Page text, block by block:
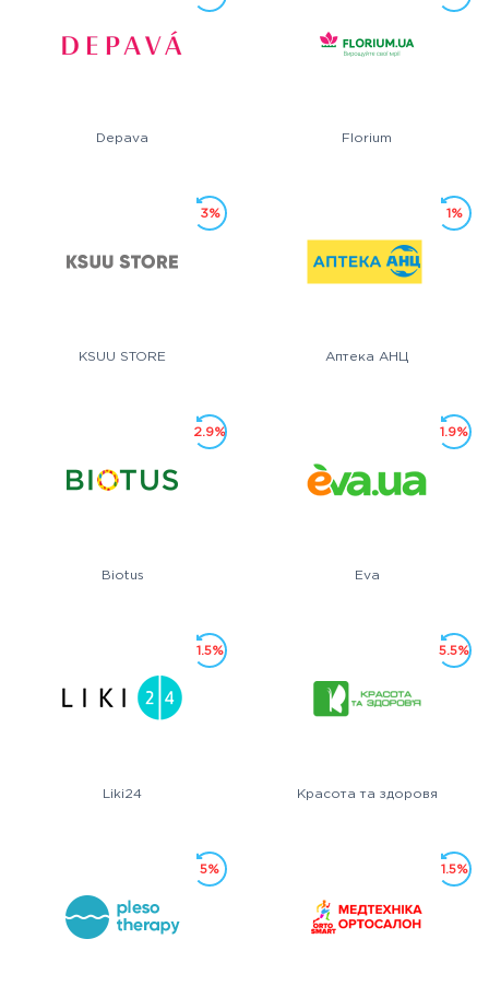
Depava Florium
KSUU STORE
3%
Аптека АНЦ
1%
Biotus
2.9%
Eva
1.9%
Liki24
1.5%
Красота та здоровя
5.5%
5% 1.5%